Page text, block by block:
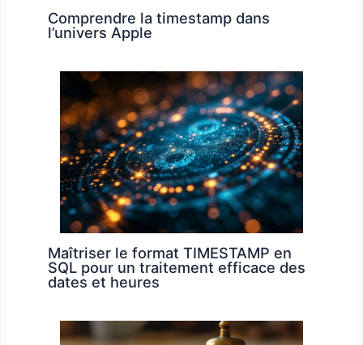
Comprendre la timestamp dans
l’univers Apple
Maîtriser le format TIMESTAMP en
SQL pour un traitement efficace des
dates et heures